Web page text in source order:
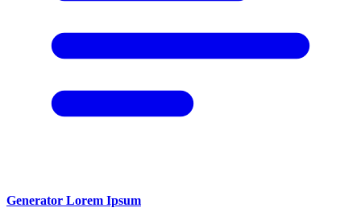
Generator Lorem Ipsum